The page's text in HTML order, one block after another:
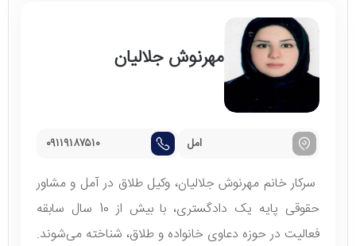
مهرنوش جلالیان
امل ۰۹۱۱۹۱۸۷۵۱۰
سرکار خانم مهرنوش جلالیان، وکیل طلاق در آمل و مشاور
حقوقی پایه یک دادگستری، با بیش از 10 سال سابقه
فعالیت در حوزه دعاوی خانواده و طلاق، شناخته می‌شوند.